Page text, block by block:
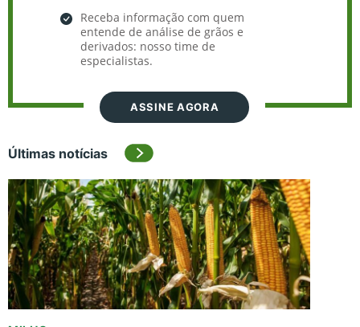
Receba informação com quem
entende de análise de grãos e
derivados: nosso time de
especialistas.
ASSINE AGORA
Últimas notícias